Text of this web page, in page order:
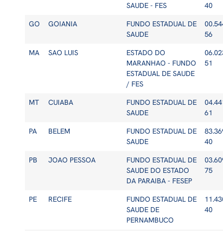
SAUDE - FES
40
GO GOIANIA
FUNDO ESTADUAL DE
SAUDE
56
MA SAO LUIS
ESTADO DO
MARANHAO - FUNDO
ESTADUAL DE SAUDE
/ FES
51
MT CUIABA
FUNDO ESTADUAL DE
SAUDE
61
PA BELEM
FUNDO ESTADUAL DE
SAUDE
40
PB JOAO PESSOA
FUNDO ESTADUAL DE
SAUDE DO ESTADO
DA PARAIBA - FESEP
75
PE RECIFE
FUNDO ESTADUAL DE
SAUDE DE
PERNAMBUCO
40